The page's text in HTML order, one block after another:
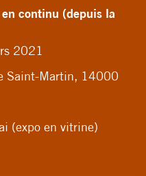
continu (depuis la
2021
Saint-Martin, 14000
(expo en vitrine)